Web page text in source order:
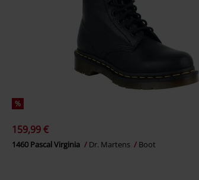
%
159,99 €
1460 Pascal Virginia Dr. Martens Boot